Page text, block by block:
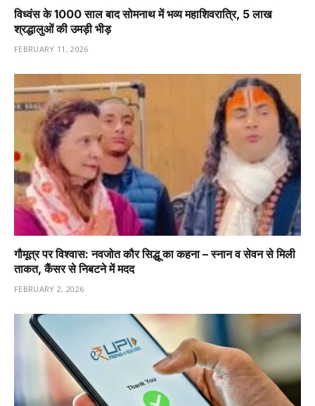
विध्वंस के 1000 साल बाद सोमनाथ में भव्य महाशिवरात्रि, 5 लाख
श्रद्धालुओं की उमड़ी भीड़
FEBRUARY 11, 2026
गौमूत्र पर विश्वास: नवजोत कौर सिद्धू का कहना – स्नान व सेवन से मिली
ताकत, कैंसर से निबटने में मदद
FEBRUARY 2, 2026